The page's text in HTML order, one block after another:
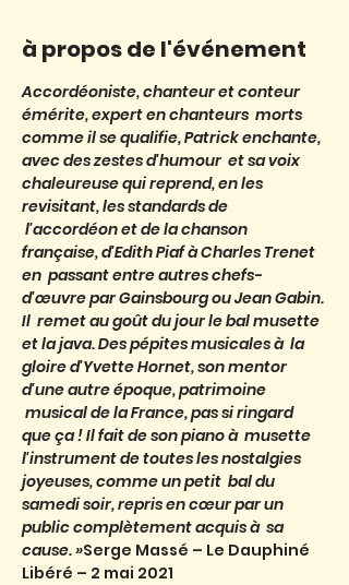
à propos de l'événement
Accordéoniste, chanteur et conteur
émérite, expert en chanteurs  morts
comme il se qualifie, Patrick enchante,
avec des zestes d'humour  et sa voix
chaleureuse qui reprend, en les
revisitant, les standards de
l'accordéon et de la chanson
française, d'Edith Piaf à Charles Trenet
en  passant entre autres chefs-
d'œuvre par Gainsbourg ou Jean Gabin.
Il  remet au goût du jour le bal musette
et la java. Des pépites musicales à  la
gloire d'Yvette Hornet, son mentor
d'une autre époque, patrimoine
musical de la France, pas si ringard
que ça ! Il fait de son piano à  musette
l'instrument de toutes les nostalgies
joyeuses, comme un petit  bal du
samedi soir, repris en cœur par un
public complètement acquis à  sa
cause. »Serge Massé – Le Dauphiné
Libéré – 2 mai 2021